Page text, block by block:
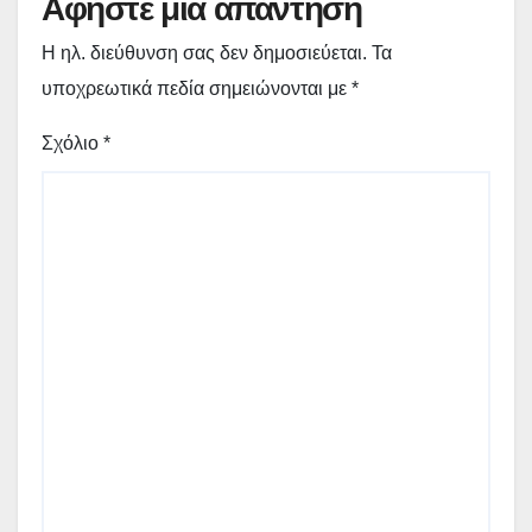
Η ηλ. διεύθυνση σας δεν δημοσιεύεται. Τα
υποχρεωτικά πεδία σημειώνονται με *
Σχόλιο *